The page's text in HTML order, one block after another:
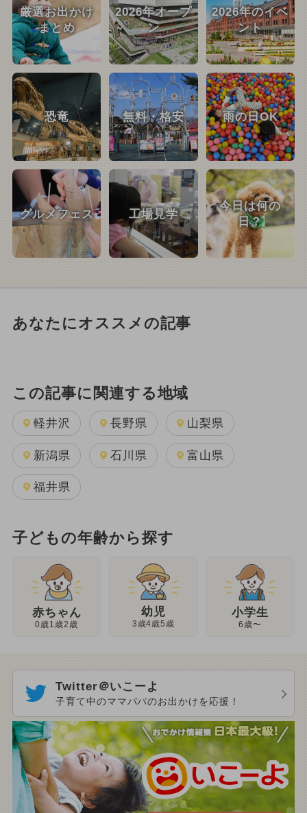
厳選お出かけ
まとめ
2026年オープ
ン
2026年のイベ
ント
恐竜 無料・格安 雨の日OK
グルメフェス 工場見学
今日は何の
日？
あなたにオススメの記事
この記事に関連する地域
軽井沢 長野県 山梨県
新潟県 石川県 富山県
福井県
子どもの年齢から探す
赤ちゃん
0歳1歳2歳
幼児
3歳4歳5歳
小学生
6歳〜
Twitter＠いこーよ
子育て中のママパパのお出かけを応援！